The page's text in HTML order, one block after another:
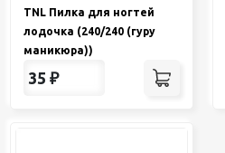
TNL Пилка для ногтей
лодочка (240/240 (гуру
маникюра))
35 ₽